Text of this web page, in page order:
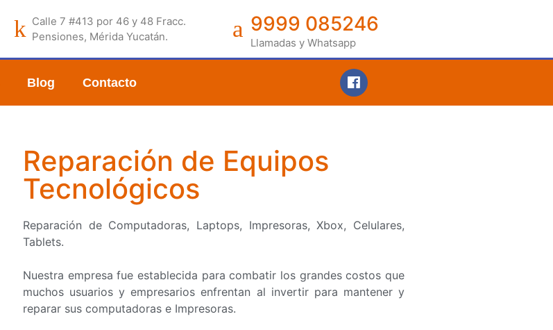
Calle 7 #413 por 46 y 48 Fracc.
Pensiones, Mérida Yucatán.
9999 085246
Llamadas y Whatsapp
Blog Contacto
Reparación de Equipos
Tecnológicos
Reparación de Computadoras, Laptops, Impresoras, Xbox, Celulares,
Tablets.
Nuestra empresa fue establecida para combatir los grandes costos que
muchos usuarios y empresarios enfrentan al invertir para mantener y
reparar sus computadoras e Impresoras.